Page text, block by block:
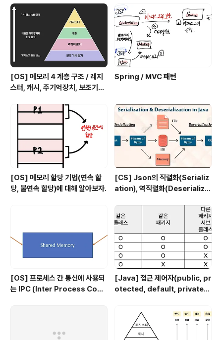
return 타입이 문자열(viewName)이면 viewResolve
r를 통해 viewName.html을 처리하고 ..
[OS] 메모리 4 계층 구조 / 레지
스터, 캐시, 주기억장치, 보조기억
Spring / MVC 패턴
[OS] 메모리 할당 기법(연속 할
당, 불연속 할당)에 대해 알아보자.
[CS] Json의 직렬화(Serializ
ation), 역직렬화(Deserializa
[OS] 프로세스 간 통신에 사용되
는 IPC (Inter Process Com
[Java] 접근 제어자(public, pr
otected, default, private)